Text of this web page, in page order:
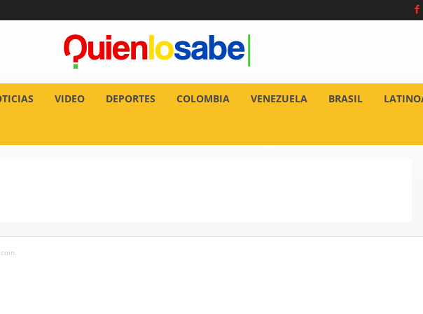
VIDEO DEPORTES COLOMBIA VENEZUELA BRASIL